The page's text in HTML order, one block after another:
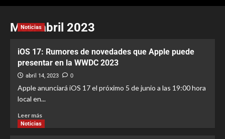
Mes:abril 2023
Noticias
iOS 17: Rumores de novedades que Apple puede
presentar en la WWDC 2023
abril 14, 2023 0
Apple anunciará iOS 17 el próximo 5 de junio a las 19:00 hora
local en...
Leer más
Noticias